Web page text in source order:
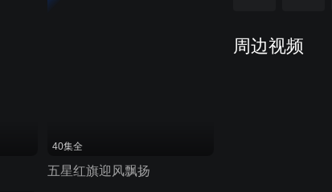
周边视频
40集全
五星红旗迎风飘扬